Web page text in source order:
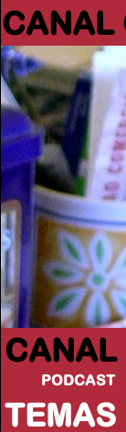
CANAL
CANAL
PODCAST
TEMAS